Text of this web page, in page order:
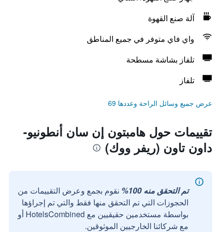
آلة صنع القهوة
واي فاي متوفر في جميع المناطق
تلفاز بشاشة مسطحة
تلفاز
عرض جميع وسائل الراحة وعددها 69
تقييمات حول هامبتون إن سان أنطونيو-
داون تاون (ريفر ووك)
تم التحقق منه 100%
نقوم بجمع وعرض التقييمات من
الحجوزات التي تم التحقق منها فقط والتي تم إجراؤها
بواسطة مستخدمين حقيقيين مع HotelsCombined أو
مع شركائنا الخارجيين الموثوقين.